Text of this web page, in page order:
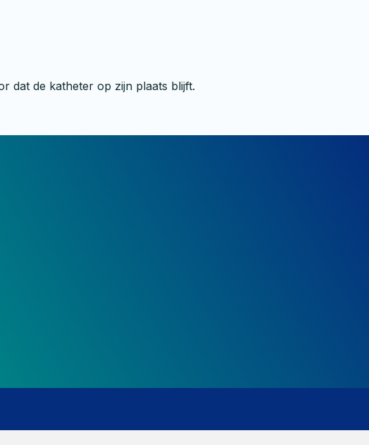
dat de katheter op zijn plaats blijft.